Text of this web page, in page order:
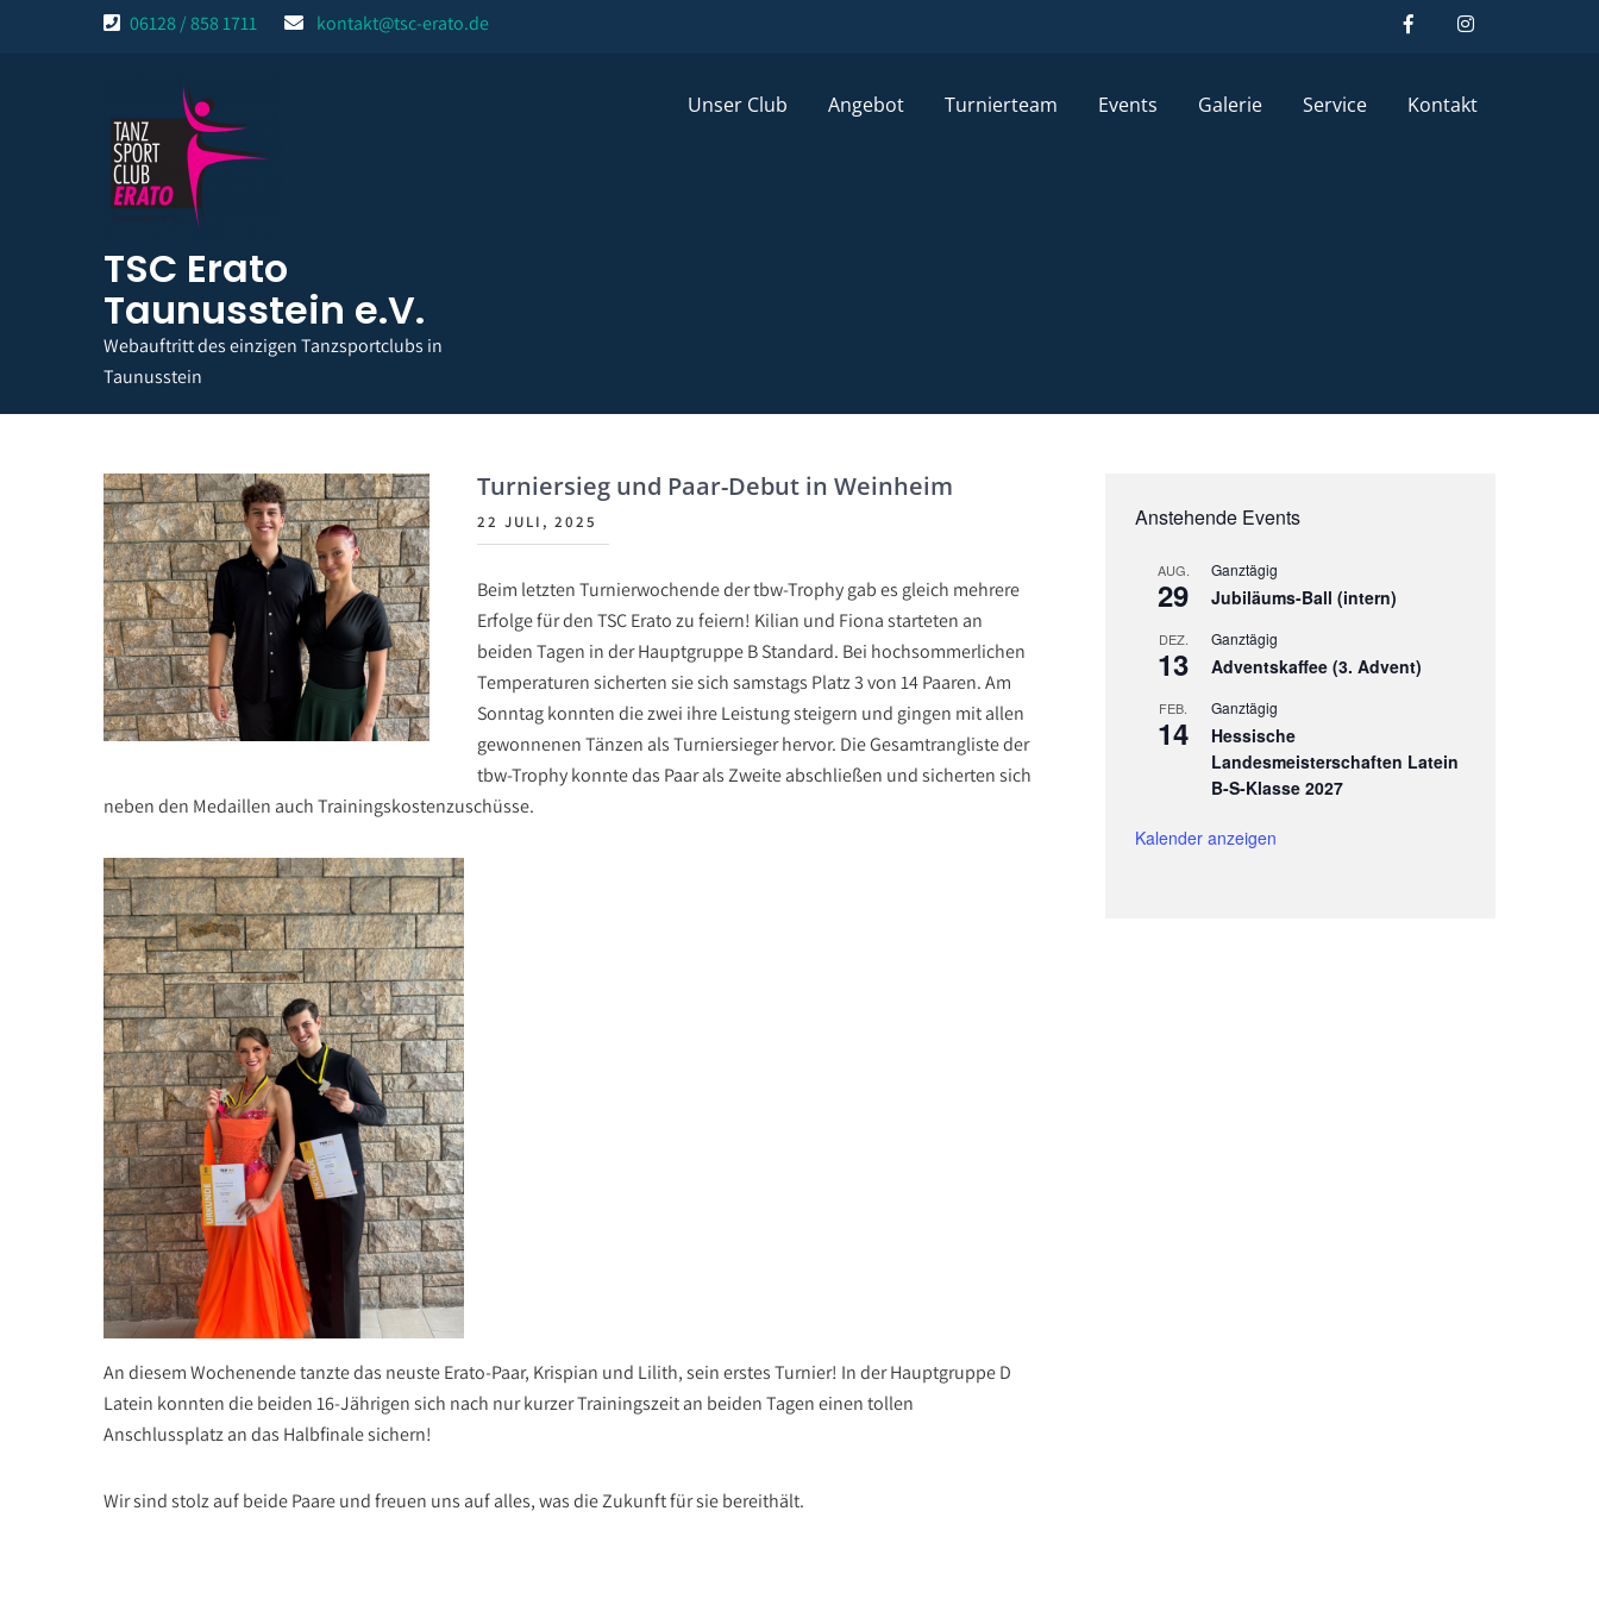
06128 / 858 1711 kontakt@tsc-erato.de
TSC Erato
Taunusstein e.V.
Webauftritt des einzigen Tanzsportclubs in
Taunusstein
Unser Club Angebot Turnierteam Events Galerie Service Kontakt
Turniersieg und Paar-Debut in Weinheim
22 JULI, 2025
Beim letzten Turnierwochende der tbw-Trophy gab es gleich mehrere
Erfolge für den TSC Erato zu feiern! Kilian und Fiona starteten an
beiden Tagen in der Hauptgruppe B Standard. Bei hochsommerlichen
Temperaturen sicherten sie sich samstags Platz 3 von 14 Paaren. Am
Sonntag konnten die zwei ihre Leistung steigern und gingen mit allen
gewonnenen Tänzen als Turniersieger hervor. Die Gesamtrangliste der
tbw-Trophy konnte das Paar als Zweite abschließen und sicherten sich
neben den Medaillen auch Trainingskostenzuschüsse.
An diesem Wochenende tanzte das neuste Erato-Paar, Krispian und Lilith, sein erstes Turnier! In der Hauptgruppe D
Latein konnten die beiden 16-Jährigen sich nach nur kurzer Trainingszeit an beiden Tagen einen tollen
Anschlussplatz an das Halbfinale sichern!
Wir sind stolz auf beide Paare und freuen uns auf alles, was die Zukunft für sie bereithält.
Anstehende Events
AUG.
29
Ganztägig
Jubiläums-Ball (intern)
DEZ.
13
Ganztägig
Adventskaffee (3. Advent)
FEB.
14
Ganztägig
Hessische
Landesmeisterschaften Latein
B-S-Klasse 2027
Kalender anzeigen